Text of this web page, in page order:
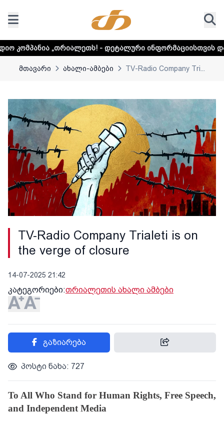
- დეტალური ინფორმაციისთვის დააკლიკეთ ლინკს
მთავარი ახალი-ამბები TV-Radio Company Tri...
TV-Radio Company Trialeti is on
the verge of closure
14-07-2025 21:42
კატეგორიები:თრიალეთის ახალი ამბები
გაზიარება
პოსტი ნახა: 727
To All Who Stand for Human Rights, Free Speech,
and Independent Media